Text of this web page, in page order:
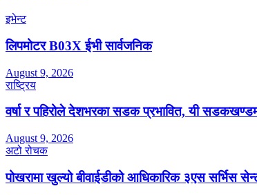
इभेन्ट
लिपमोटर B03X ईभी सार्वजनिक
August 9, 2026
राष्ट्रिय
वर्षा र पहिरोले देशभरका सडक प्रभावित, यी
August 9, 2026
अटो रोचक
पोखरामा खुल्यो बीवाईडीको आधिकारिक ३एस सर्भिस